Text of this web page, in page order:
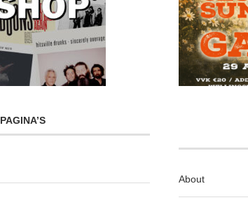
PAGINA’S
About